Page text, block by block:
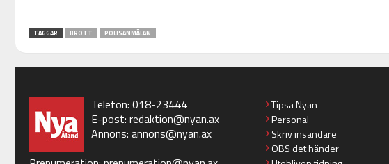
TAGGAR BROTT POLISANMÄLAN
Telefon: 018-23444
E-post: redaktion@nyan.ax
Annons: annons@nyan.ax
Tipsa Nyan
Personal
Skriv insändare
OBS det händer